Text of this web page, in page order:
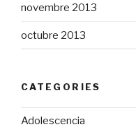
novembre 2013
octubre 2013
CATEGORIES
Adolescencia